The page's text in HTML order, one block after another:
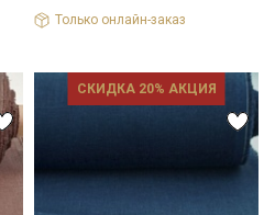
Только онлайн-заказ
СКИДКА 20% АКЦИЯ